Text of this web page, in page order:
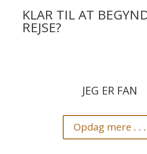
KLAR TIL AT
REJSE?
JEG ER FAN
Opdag mere . . .